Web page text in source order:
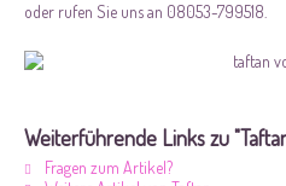
oder rufen Sie uns an 08053-799518.
Weiterführende Links zu
Fragen zum Artikel?